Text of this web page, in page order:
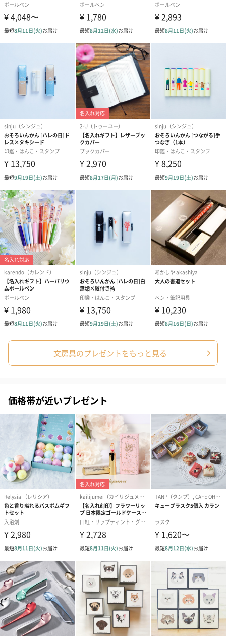
シーズンブーケ（ひま
わり）（1,880円）
ーン）（1,650円）
（1,650円）
ドライフラワー・プリザーブドフラワー
自然のお花で作ったドライフラワー・プリザーブドフラワーを同
梱します。
一部花材が写真と異なる場合がございます。予めご了承くださ
い。パッケージに入れてお届けします。
プリザーブドフラワー
ブーケ（ピンク）
（2,580円）
プリザーブドフラワー
ブーケ（ブルー）
（2,580円）
アミュレット
ク）（1,500円
ぬいぐるみ
愛らしいぬいぐるみを同梱してお届けします。
誕生日・記念日・出産祝いなどのシーンにおすすめです。
フラワーテディベア
（2,390円）
テディベア（バニラ）
（1,760円）
ル）（1,760円
紅茶・コーヒー・スイーツ
紅茶・コーヒー・スイーツを同梱してお届けいたします。ギフト
への＋αにおすすめです。
アールグレイ（HAPPY
BIRTHDAY TO YOU）
（660円）
アールグレイティー
（660円）
フルーツティ
円）
文房具のプレゼントをもっと見る
価格帯が近いプレゼント